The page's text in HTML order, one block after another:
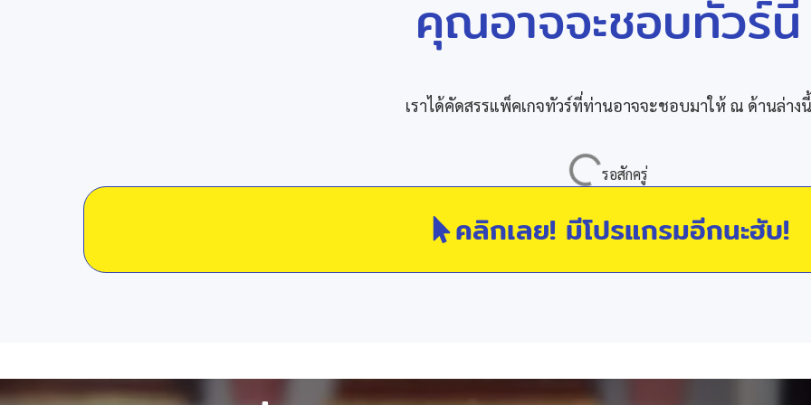
คุณอาจจะชอบทัวร์นี้
เราได้คัดสรรแพ็คเกจทัวร์ที่ท่านอาจจะชอบมาให้ ณ ด้านล่างนี้
คลิกเลย! มีโปรแกรมอีกนะฮับ!